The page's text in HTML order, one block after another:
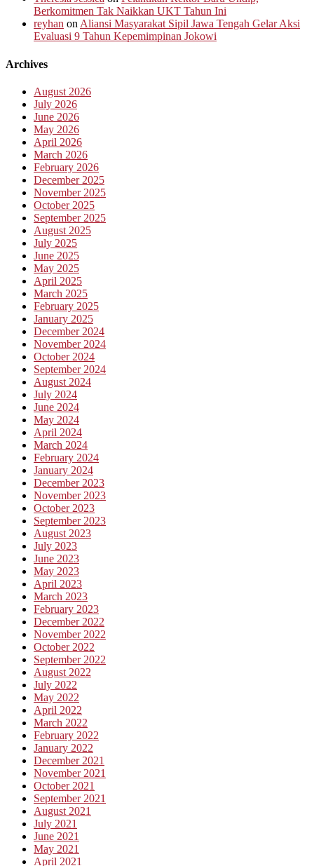
Berkomitmen Tak Naikkan UKT Tahun Ini
reyhan onAliansi Masyarakat Sipil Jawa Tengah Gelar Aksi
Evaluasi 9 Tahun Kepemimpinan Jokowi
Archives
August 2026
July 2026
June 2026
May 2026
April 2026
March 2026
February 2026
December 2025
November 2025
October 2025
September 2025
August 2025
July 2025
June 2025
May 2025
April 2025
March 2025
February 2025
January 2025
December 2024
November 2024
October 2024
September 2024
August 2024
July 2024
June 2024
May 2024
April 2024
March 2024
February 2024
January 2024
December 2023
November 2023
October 2023
September 2023
August 2023
July 2023
June 2023
May 2023
April 2023
March 2023
February 2023
December 2022
November 2022
October 2022
September 2022
August 2022
July 2022
May 2022
April 2022
March 2022
February 2022
January 2022
December 2021
November 2021
October 2021
September 2021
August 2021
July 2021
June 2021
May 2021
April 2021